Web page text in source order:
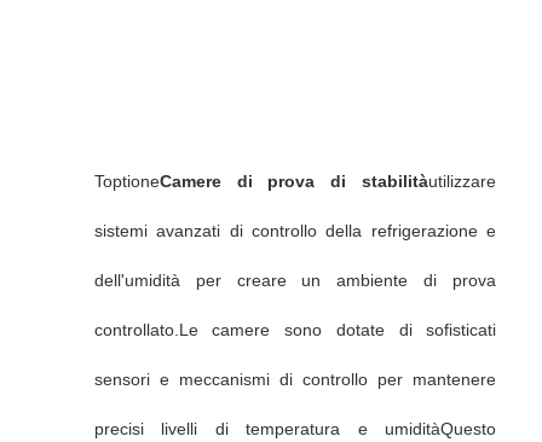
ToptioneCamere di prova di stabilitàutilizzare
sistemi avanzati di controllo della refrigerazione e
dell'umidità per creare un ambiente di prova
controllato.Le camere sono dotate di sofisticati
sensori e meccanismi di controllo per mantenere
precisi livelli di temperatura e umiditàQuesto